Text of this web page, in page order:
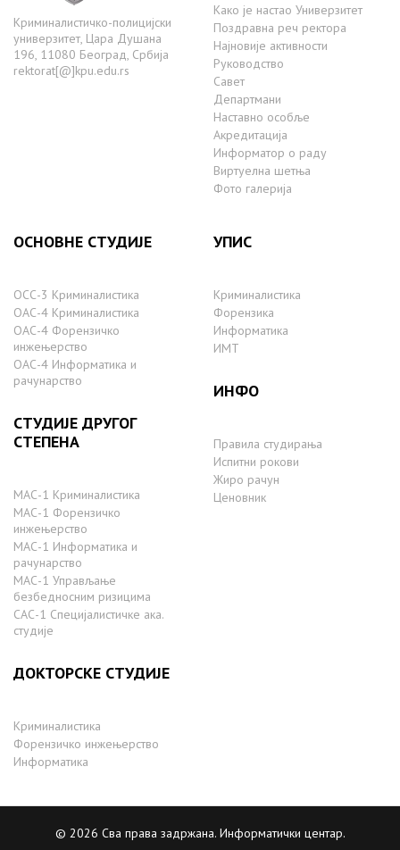
Криминалистичко-полицијски
универзитет, Цара Душана
196, 11080 Београд, Србија
rektorat[@]kpu.edu.rs
Како је настаo Универзитет
Поздравна реч ректора
Најновије активности
Руководство
Савет
Департмани
Наставно особље
Акредитација
Информатор о раду
Виртуелна шетња
Фото галерија
ОСНОВНЕ СТУДИЈЕ
ОСС-3 Криминалистика
ОАС-4 Криминалистика
ОАС-4 Форензичко
инжењерство
ОАС-4 Информатика и
рачунарство
СТУДИЈЕ ДРУГОГ
СТЕПЕНА
МАС-1 Криминалистика
МАС-1 Форензичко
инжењерство
МАС-1 Информатика и
рачунарство
MAС-1 Управљање
безбедносним ризицима
САС-1 Специјалистичке ака.
студије
ДОКТОРСКЕ СТУДИЈЕ
Криминалистика
Форензичко инжењерство
Информатика
УПИС
Криминалистика
Форензика
Информатика
ИМТ
ИНФО
Правила студирања
Испитни рокови
Жиро рачун
Ценовник
© 2026 Сва права задржана. Информатички центар.